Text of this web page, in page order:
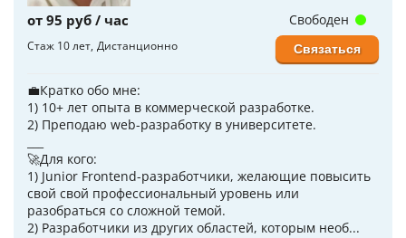
от 95 руб / час
Стаж 10 лет Дистанционно
💼Кратко обо мне:
1) 10+ лет опыта в коммерческой разработке.
2) Преподаю web-разработку в университете.
🚀Для кого:
1) Junior Frontend-разработчики, желающие повысить
свой свой профессиональный уровень или
разобраться со сложной темой.
2) Разработчики из других областей, которым необ...
Свободен
Связаться